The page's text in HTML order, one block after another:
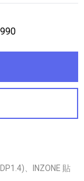
、INZONE 貼